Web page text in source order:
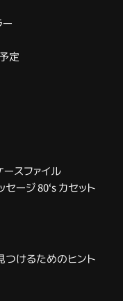
定
スファイル
ージ 80‘s カセット
つけるためのヒント